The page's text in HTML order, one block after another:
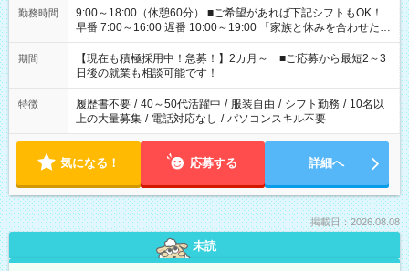
勤務時間
9:00～18:00（休憩60分） ■ご希望があれば下記シフトもOK！
早番 7:00～16:00 遅番 10:00～19:00 「家族と休みを合わせた
い」 「余裕を持って夕飯の準備がしたい」 「できれば残業はし
たくない」 など、ご希望を教えてくださいね。 ※Wワーク希望
の方へ 今ご覧のお仕事で希望する勤務時間と、もう1つのお仕事
の勤務時間。 合計で週40時間を超える場合は応募できません。
期間
【現在も積極採用中！急募！】2カ月～ ■ご応募から最短2～3
日後の就業も相談可能です！
特徴 履歴書不要 / 40～50代活躍中 / 服装自由 / シフト勤務 / 10名以
上の大量募集 / 電話対応なし / パソコンスキル不要
気になる！ 応募する 詳細へ
掲載日：2026.08.08
未読